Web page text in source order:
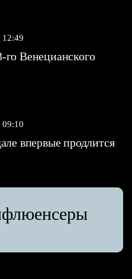
12:49
Венецианского
09:10
впервые продлится